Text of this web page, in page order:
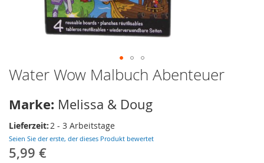
Zum
Anfang
Bildergalerie
Water Wow Malbuch Abenteuer
Marke: Melissa & Doug
Lieferzeit:2 - 3 Arbeitstage
Seien Sie der erste, der dieses Produkt bewertet
5,99 €